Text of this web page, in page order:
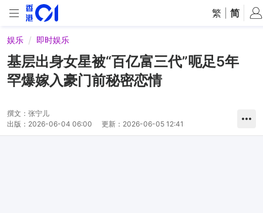
繁 简
娱乐 即时娱乐
基层出身女星被“百亿富三代”呃足5年
罕爆嫁入豪门前秘密恋情
撰文： 张宁儿
出版： 2026-06-04 06:00 更新： 2026-06-05 12:41